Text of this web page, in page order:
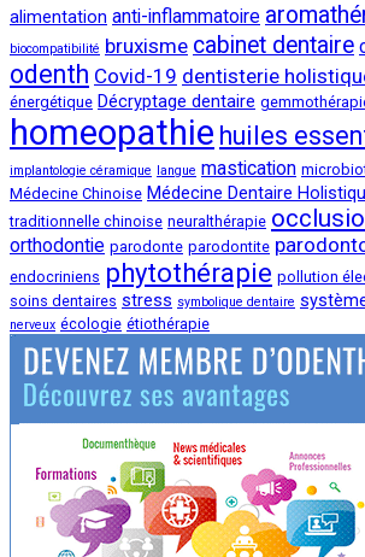
alimentation anti-inflammatoire
biocompatibilité bruxisme cabinet dentaire
odenth Covid-19 dentisterie
énergétique Décryptage dentaire
homeopathie huiles
implantologie céramique langue mastication
Médecine Chinoise Médecine Dentaire
traditionnelle chinoise neuralthérapie
orthodontie parodonte parodontite
endocriniens phytothérapie pollution
soins dentaires stress symbolique dentaire
nerveux écologie étiothérapie